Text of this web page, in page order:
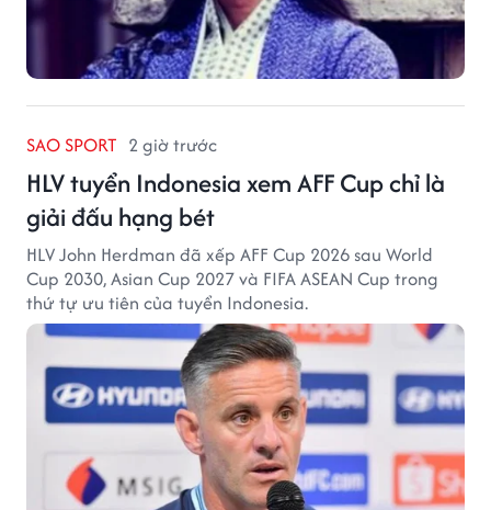
SAO SPORT 2 giờ trước
HLV tuyển Indonesia xem AFF Cup chỉ là
giải đấu hạng bét
HLV John Herdman đã xếp AFF Cup 2026 sau World
Cup 2030, Asian Cup 2027 và FIFA ASEAN Cup trong
thứ tự ưu tiên của tuyển Indonesia.